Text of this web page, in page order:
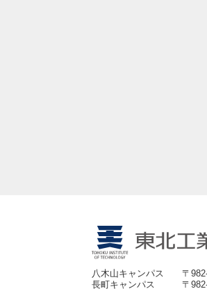
八木山キャンパス
〒
長町キャンパス
〒